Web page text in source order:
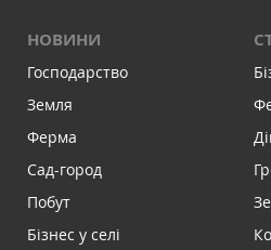
НОВИНИ
Господарство
Земля
Ферма
Сад-город
Побут
Бізнес у селі